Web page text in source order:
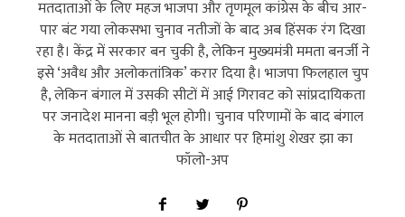
मतदाताओं के लिए महज भाजपा और तृणमूल कांग्रेस के बीच आर-
पार बंट गया लोकसभा चुनाव नतीजों के बाद अब हिंसक रंग दिखा
रहा है। केंद्र में सरकार बन चुकी है, लेकिन मुख्‍यमंत्री ममता बनर्जी ने
इसे ‘अवैध और अलोकतांत्रिक’ करार दिया है। भाजपा फिलहाल चुप
है, लेकिन बंगाल में उसकी सीटों में आई गिरावट को सांप्रदायिकता
पर जनादेश मानना बड़ी भूल होगी। चुनाव परिणामों के बाद बंगाल
के मतदाताओं से बातचीत के आधार पर हिमांशु शेखर झा का
फॉलो-अप